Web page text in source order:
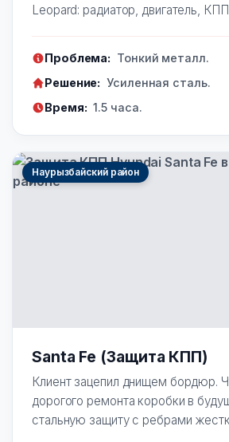
Leopard: радиатор, двигатель,
Проблема: Тонкий металл.
Решение: Усиленная сталь.
Время: 1.5 часа.
Наурызбайский район
Santa Fe (Защита КПП)
Клиент зацепил днищем бордюр.
дорогого ремонта коробки в
стальную защиту с ребрами